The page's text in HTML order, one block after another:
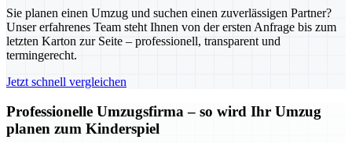
Sie planen einen Umzug und suchen einen zuverlässigen Partner?
Unser erfahrenes Team steht Ihnen von der ersten Anfrage bis zum
letzten Karton zur Seite – professionell, transparent und
termingerecht.
Jetzt schnell vergleichen
Professionelle Umzugsfirma – so wird Ihr Umzug
planen zum Kinderspiel